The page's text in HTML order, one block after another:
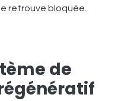
retrouve bloquée.
de